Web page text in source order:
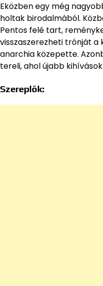
Eközben egy még
holtak birodalmából.
Pentos felé tart,
visszaszerezheti trónját a
anarchia közepette.
tereli, ahol újabb
Szereplők: